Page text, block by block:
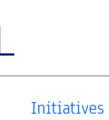
Initiatives